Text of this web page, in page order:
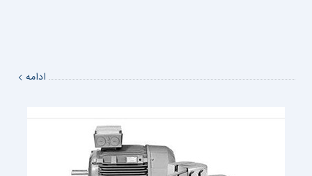
ادامه